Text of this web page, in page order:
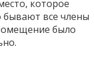
которое
бывают все члены
было